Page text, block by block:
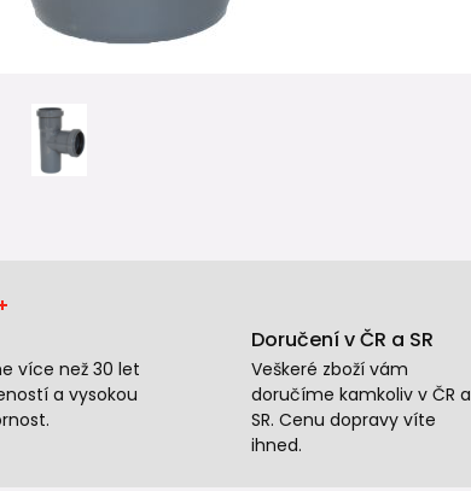
více než 30 let
a vysokou
Doručení v ČR a SR
Veškeré zboží vám
doručíme kamkoliv v ČR a
SR. Cenu dopravy víte
ihned.